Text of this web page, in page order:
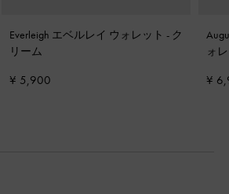
Everleigh エベルレイ ウォレット - ク
リーム
¥ 5,900
ォ
¥